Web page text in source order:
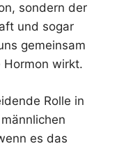
sondern der
und sogar
gemeinsam
Hormon wirkt.
Rolle in
es das